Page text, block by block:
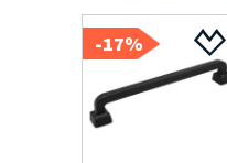
17%-